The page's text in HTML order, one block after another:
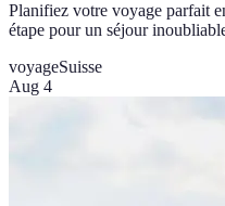
Planifiez votre voyage parfait
étape pour un séjour
voyageSuisse
Aug 4